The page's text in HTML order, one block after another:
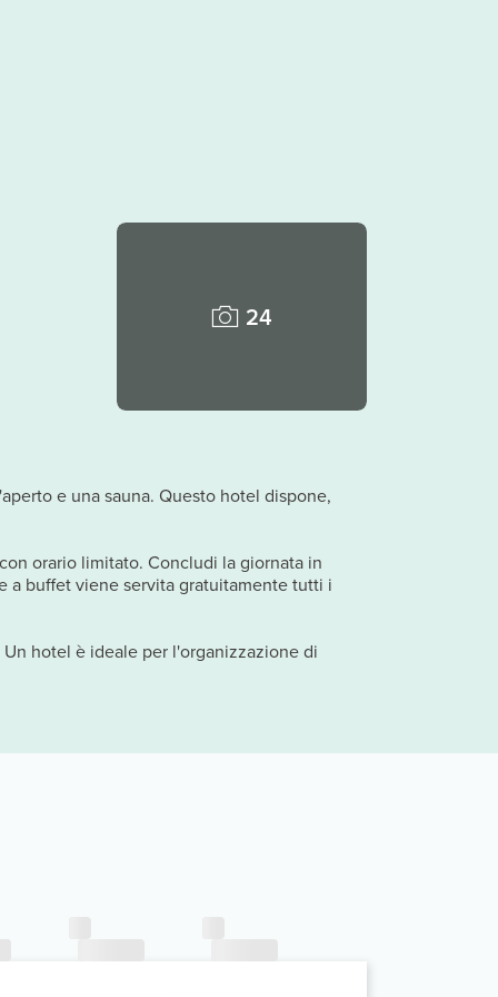
24
e una sauna. Questo hotel dispone,
orario limitato. Concludi la giornata in
a buffet viene servita gratuitamente tutti i
hotel è ideale per l'organizzazione di